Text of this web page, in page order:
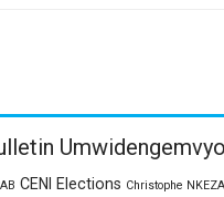
Umwidengemvyo
CENI Elections Christophe